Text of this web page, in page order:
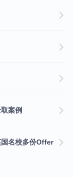
案例
名校多份Offer